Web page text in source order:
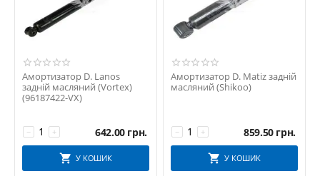
Амортизатор D. Lanos
задній масляний (Vortex)
(96187422-VX)
+
− 642.00 грн.
У КОШИК
Амортизатор D. Matiz задній
масляний (Shikoo)
+
− 859.50 грн.
У КОШИК